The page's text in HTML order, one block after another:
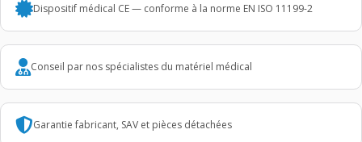
Dispositif médical CE — conforme à la norme EN ISO 11199-2
Conseil par nos spécialistes du matériel médical
Garantie fabricant, SAV et pièces détachées